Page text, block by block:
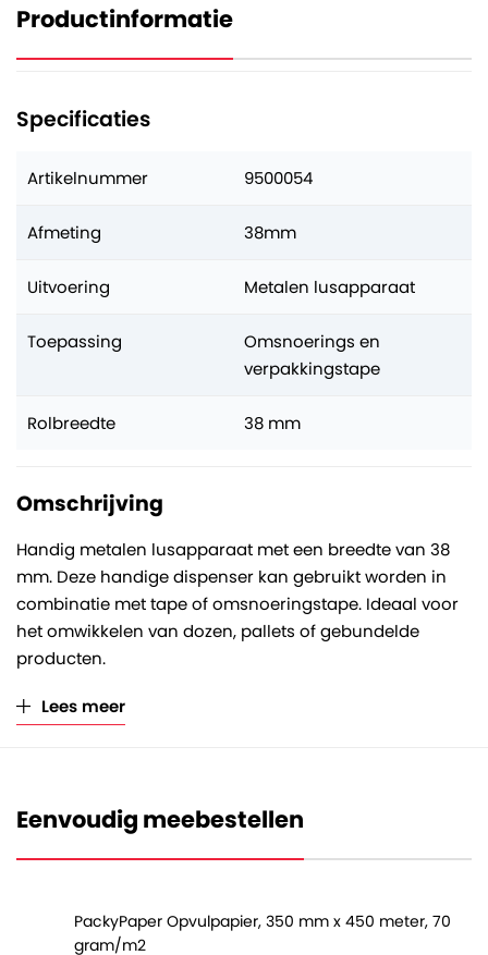
Productinformatie
Specificaties
Artikelnummer 9500054
Afmeting 38mm
Uitvoering Metalen lusapparaat
Toepassing
Omsnoerings en
verpakkingstape
Rolbreedte 38 mm
Omschrijving
Handig metalen lusapparaat met een breedte van 38
mm. Deze handige dispenser kan gebruikt worden in
combinatie met tape of omsnoeringstape. Ideaal voor
het omwikkelen van dozen, pallets of gebundelde
producten.
Lees meer
Eenvoudig meebestellen
PackyPaper Opvulpapier, 350 mm x 450 meter, 70
gram/m2